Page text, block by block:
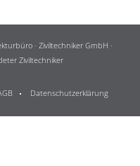
· Ziviltechniker GmbH ·
Ziviltechniker
Datenschutzerklärung